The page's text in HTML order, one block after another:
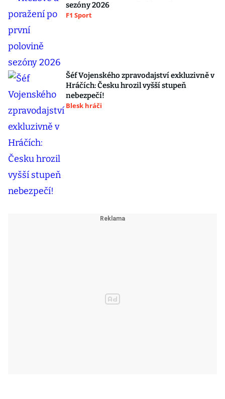
sezóny 2026
F1 Sport
Šéf Vojenského zpravodajství exkluzivně v
Hráčích: Česku hrozil vyšší stupeň
nebezpečí!
Blesk hráči